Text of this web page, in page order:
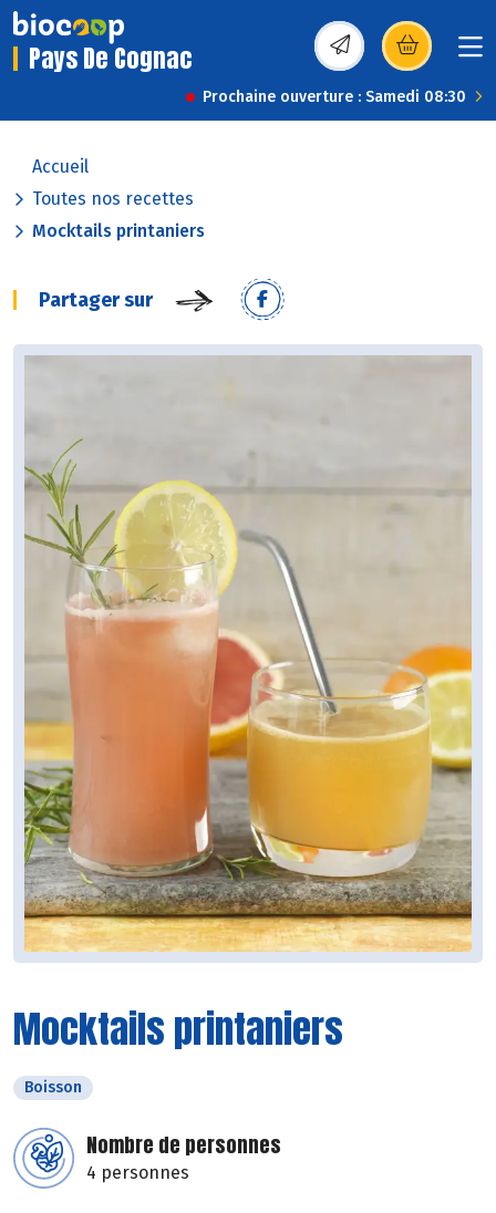
Pays De Cognac (s’ouvre dans une
Prochaine ouverture : Samedi 08:30
Accueil
Toutes nos recettes
Mocktails printaniers
Partager sur
Mocktails printaniers
Boisson
Nombre de personnes
4 personnes